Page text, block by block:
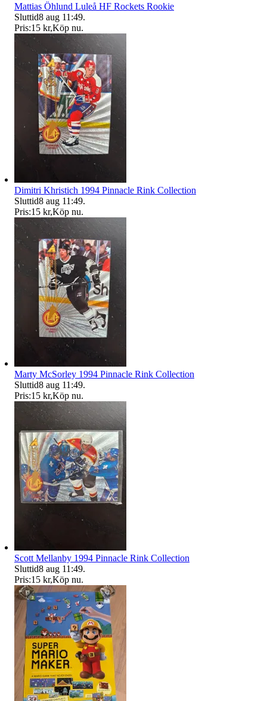
Mattias Öhlund Luleå HF Rockets Rookie
Sluttid8 aug 11:49.
Pris:15 kr,Köp nu.
Dimitri Khristich 1994 Pinnacle Rink Collection
Sluttid8 aug 11:49.
Pris:15 kr,Köp nu.
Marty McSorley 1994 Pinnacle Rink Collection
Sluttid8 aug 11:49.
Pris:15 kr,Köp nu.
Scott Mellanby 1994 Pinnacle Rink Collection
Sluttid8 aug 11:49.
Pris:15 kr,Köp nu.